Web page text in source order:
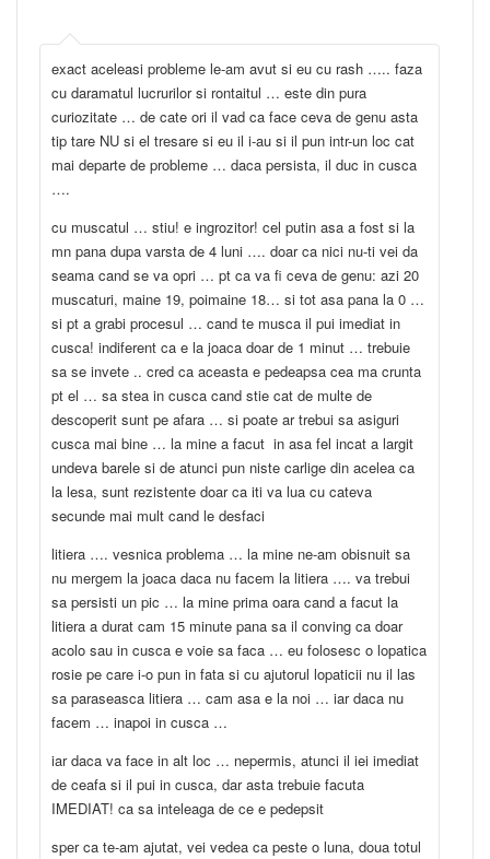
exact aceleasi probleme le-am avut si eu cu rash ….. faza
cu daramatul lucrurilor si rontaitul … este din pura
curiozitate … de cate ori il vad ca face ceva de genu asta
tip tare NU si el tresare si eu il i-au si il pun intr-un loc cat
mai departe de probleme … daca persista, il duc in cusca
….
cu muscatul … stiu! e ingrozitor! cel putin asa a fost si la
mn pana dupa varsta de 4 luni …. doar ca nici nu-ti vei da
seama cand se va opri … pt ca va fi ceva de genu: azi 20
muscaturi, maine 19, poimaine 18… si tot asa pana la 0 …
si pt a grabi procesul … cand te musca il pui imediat in
cusca! indiferent ca e la joaca doar de 1 minut … trebuie
sa se invete .. cred ca aceasta e pedeapsa cea ma crunta
pt el … sa stea in cusca cand stie cat de multe de
descoperit sunt pe afara … si poate ar trebui sa asiguri
cusca mai bine … la mine a facut in asa fel incat a largit
undeva barele si de atunci pun niste carlige din acelea ca
la lesa, sunt rezistente doar ca iti va lua cu cateva
secunde mai mult cand le desfaci
litiera …. vesnica problema … la mine ne-am obisnuit sa
nu mergem la joaca daca nu facem la litiera …. va trebui
sa persisti un pic … la mine prima oara cand a facut la
litiera a durat cam 15 minute pana sa il conving ca doar
acolo sau in cusca e voie sa faca … eu folosesc o lopatica
rosie pe care i-o pun in fata si cu ajutorul lopaticii nu il las
sa paraseasca litiera … cam asa e la noi … iar daca nu
facem … inapoi in cusca …
iar daca va face in alt loc … nepermis, atunci il iei imediat
de ceafa si il pui in cusca, dar asta trebuie facuta
IMEDIAT! ca sa inteleaga de ce e pedepsit
sper ca te-am ajutat, vei vedea ca peste o luna, doua totul